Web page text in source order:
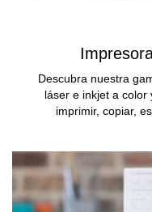
Descubra nuestra
láser e inkjet a color
imprimir, copiar,